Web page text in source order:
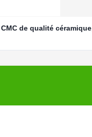
CMC de qualité céramique